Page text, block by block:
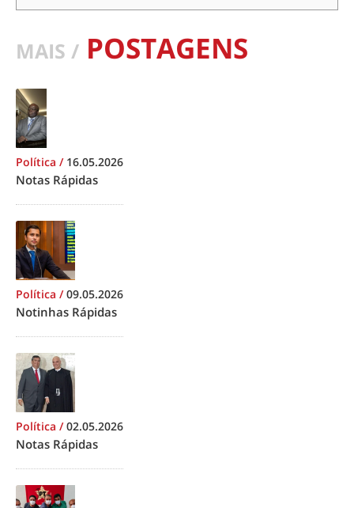
MAIS / POSTAGENS
Política / 16.05.2026
Notas Rápidas
Política /09.05.2026
Notinhas Rápidas
Política /02.05.2026
Notas Rápidas